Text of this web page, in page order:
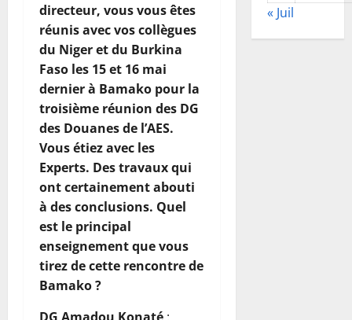
directeur, vous vous êtes
réunis avec vos collègues
du Niger et du Burkina
Faso les 15 et 16 mai
dernier à Bamako pour la
troisième réunion des DG
des Douanes de l’AES.
Vous étiez avec les
Experts. Des travaux qui
ont certainement abouti
à des conclusions. Quel
est le principal
enseignement que vous
tirez de cette rencontre de
Bamako ?
« Juil